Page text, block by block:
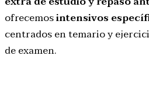
ofrecemosintensivos
centrados en temario y
de examen.